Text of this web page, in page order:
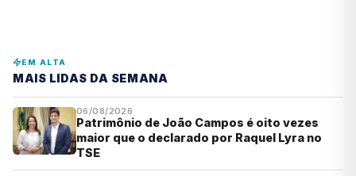
EM ALTA
MAIS LIDAS DA SEMANA
06/08/2026
Patrimônio de João Campos é oito vezes
maior que o declarado por Raquel Lyra no
TSE